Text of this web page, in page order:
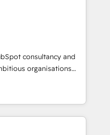
4.9/5 rating in HubSpot
Reviews. Digifianz
& 3PL, home
branding and
health, education,
consulting, make the
and Latin
consultancy and
organisations
and intelligence.
Ireland, and
of successful
and enterprise